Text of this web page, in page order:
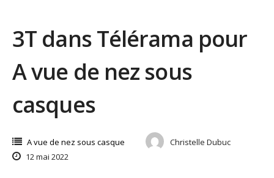
3T dans Télérama pour
A vue de nez sous
casques
A vue de nez sous casque
Christelle Dubuc
12 mai 2022